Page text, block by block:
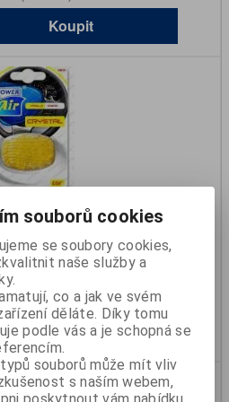
Koupit
Vanilla Dream
číslo:999999373
Ano
75 Kč
Kč (bez DPH)
Koupit
souborů cookies
se soubory cookies,
naše služby a
co a jak ve svém
děláte. Díky tomu
podle vás a je schopná se
souborů může mít vliv
s naším webem,
poskytnout vám nabídku